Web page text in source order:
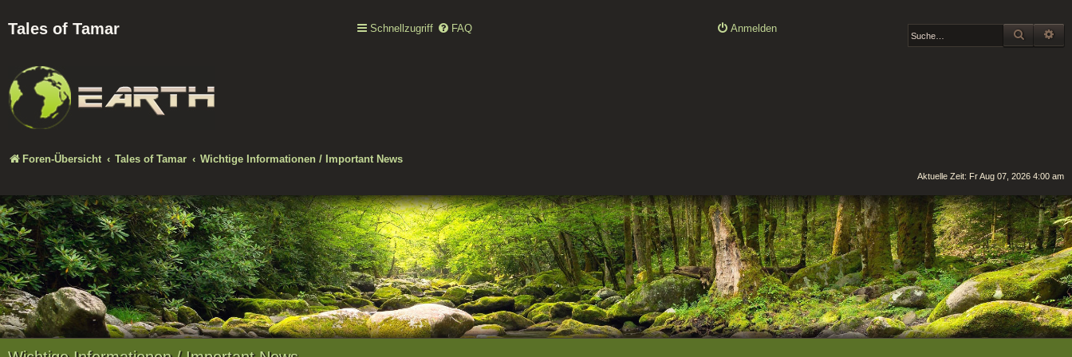
Tales of Tamar Schnellzugriff FAQ Anmelden SUCHE
Foren-Übersicht Tales of Tamar Wichtige Informationen / Important News
Aktuelle Zeit: Fr Aug 07, 2026 4:00 am